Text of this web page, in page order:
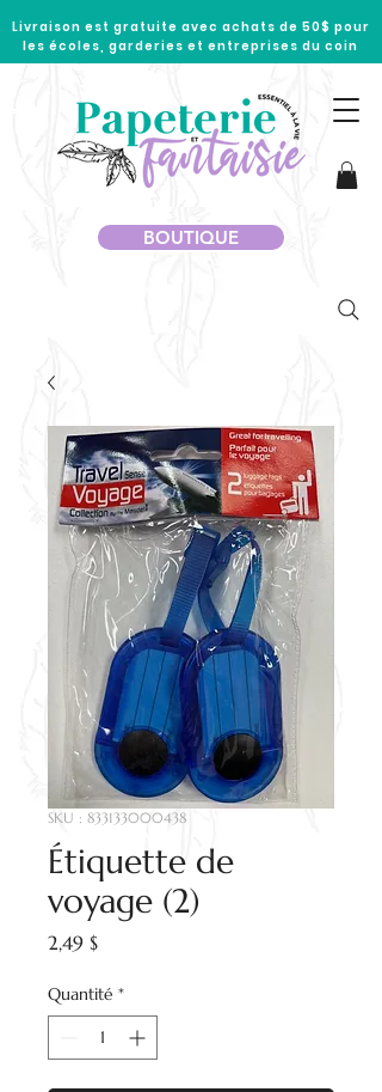
Livraison est gratuite avec achats de 50$ pour
les écoles, garderies et entreprises du coin
BOUTIQUE
SKU : 833133000438
Étiquette de
voyage (2)
2,49 $Prix
Quantité *